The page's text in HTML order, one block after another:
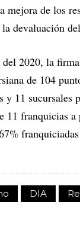
mejora de los
la devaluación
2020, la
de 104
y 11 sucursales
11 franquicias
DIA